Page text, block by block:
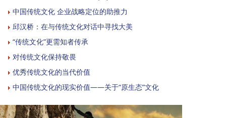
中国传统文化 企业战略定位的助推力
邱汉桥：在与传统文化对话中寻找大美
“传统文化”更需知者传承
对传统文化保持敬畏
优秀传统文化的当代价值
中国传统文化的现实价值——关于“原生态”文化